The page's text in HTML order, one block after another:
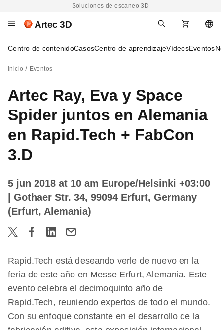
Soluciones de escaneo 3D
Artec 3D
Centro de contenidoCasosCentro de aprendizajeVídeosEventos
Inicio Eventos
Artec Ray, Eva y Space
Spider juntos en Alemania
en Rapid.Tech + FabCon
3.D
5 jun 2018 at 10 am Europe/Helsinki +03:00
| Gothaer Str. 34, 99094 Erfurt, Germany
(Erfurt, Alemania)
Rapid.Tech está deseando verle de nuevo en la
feria de este año en Messe Erfurt, Alemania. Este
evento celebra el decimoquinto año de
Rapid.Tech, reuniendo expertos de todo el mundo.
Con su enfoque constante en el desarrollo de la